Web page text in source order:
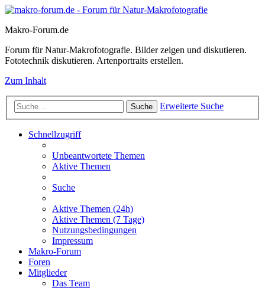
Makro-Forum.de
Forum für Natur-Makrofotografie. Bilder zeigen und diskutieren.
Fototechnik diskutieren. Artenportraits erstellen.
Zum Inhalt
Suche Erweiterte Suche
Schnellzugriff
Unbeantwortete Themen
Aktive Themen
Suche
Aktive Themen (24h)
Aktive Themen (7 Tage)
Nutzungsbedingungen
Impressum
Makro-Forum
Foren
Mitglieder
Das Team